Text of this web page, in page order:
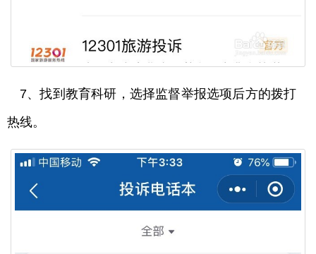
7、找到教育科研，选择监督举报选项后方的拨打
热线。